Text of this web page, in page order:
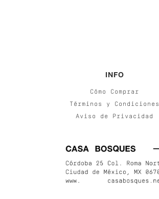
INFO
Cómo Comprar
Términos y Condiciones
Aviso de Privacidad